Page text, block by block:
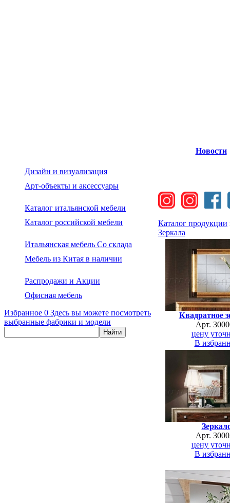
Дизайн и визуализация
Арт-объекты и аксессуары
Каталог итальянской мебели
Каталог российской мебели
Итальянская мебель Со склада
Мебель из Китая в наличии
Распродажи и Акции
Офисная мебель
Избранное 0 Здесь вы можете посмотреть
выбранные фабрики и модели
Новости
Каталог продукции
Зеркала
Квадратное
Арт.
цену
В
Арт.
цену
В